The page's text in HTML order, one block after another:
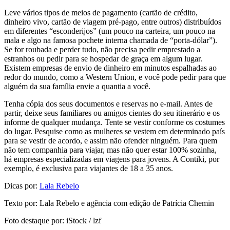
Leve vários tipos de meios de pagamento (cartão de crédito,
dinheiro vivo, cartão de viagem pré-pago, entre outros) distribuídos
em diferentes “esconderijos” (um pouco na carteira, um pouco na
mala e algo na famosa pochete interna chamada de “porta-dólar”).
Se for roubada e perder tudo, não precisa pedir emprestado a
estranhos ou pedir para se hospedar de graça em algum lugar.
Existem empresas de envio de dinheiro em minutos espalhadas ao
redor do mundo, como a Western Union, e você pode pedir para que
alguém da sua família envie a quantia a você.
Tenha cópia dos seus documentos e reservas no e-mail. Antes de
partir, deixe seus familiares ou amigos cientes do seu itinerário e os
informe de qualquer mudança. Tente se vestir conforme os costumes
do lugar. Pesquise como as mulheres se vestem em determinado país
para se vestir de acordo, e assim não ofender ninguém. Para quem
não tem companhia para viajar, mas não quer estar 100% sozinha,
há empresas especializadas em viagens para jovens. A Contiki, por
exemplo, é exclusiva para viajantes de 18 a 35 anos.
Dicas por: Lala Rebelo
Texto por: Lala Rebelo e agência com edição de Patrícia Chemin
Foto destaque por: iStock / lzf